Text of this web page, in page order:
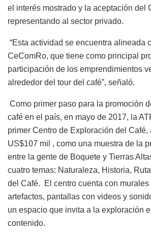
el interés mostrado y la aceptación del
representando al sector privado.
“Esta actividad se encuentra alineada
CeComRo, que tiene como principal
participación de los emprendimientos
alrededor del tour del café”, señaló.
Como primer paso para la promoción
café en el país, en mayo de 2017, la
primer Centro de Exploración del Café,
US$107 mil , como una muestra de la
entre la gente de Boquete y Tierras
cuatro temas: Naturaleza, Historia,
del Café. El centro cuenta con murales
artefactos, pantallas con videos y
un espacio que invita a la exploración
contenido.